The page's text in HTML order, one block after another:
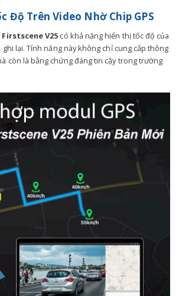
Độ Trên Video Nhờ Chip GPS
Firstscene V25 có khả năng hiển thị tốc độ của
lại. Tính năng này không chỉ cung cấp thông
còn là bằng chứng đáng tin cậy trong trường